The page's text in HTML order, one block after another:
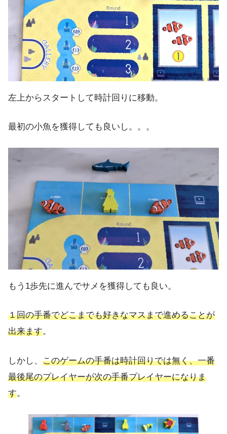
左上からスタートして時計回りに移動。
最初の小魚を獲得しても良いし。。。
もう1歩先に進んでサメを獲得しても良い。
１回の手番でどこまでも好きなマスまで進めることが
出来ます。
しかし、 このゲームの手番は時計回りでは無く、一番
最後尾のプレイヤーが次の手番プレイヤーになりま
す。